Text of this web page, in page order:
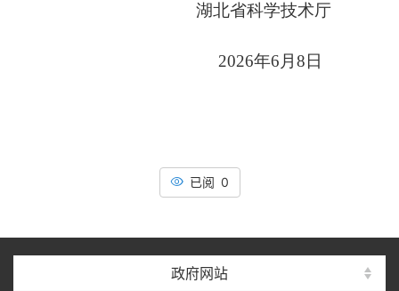
湖北省科学技术厅
2026年6月8日
已阅 0
政府网站